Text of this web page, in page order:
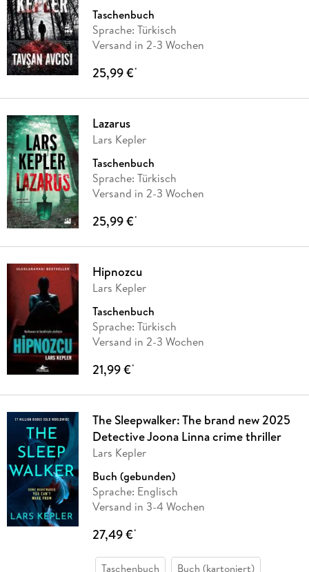
Taschenbuch
Sprache: Türkisch
Versand in 2-3 Wochen
25,99 €*
Lazarus
Lars Kepler
Taschenbuch
Sprache: Türkisch
Versand in 2-3 Wochen
25,99 €*
Hipnozcu
Lars Kepler
Taschenbuch
Sprache: Türkisch
Versand in 2-3 Wochen
21,99 €*
The Sleepwalker: The brand new 2025
Detective Joona Linna crime thriller
Lars Kepler
Buch (gebunden)
Sprache: Englisch
Versand in 3-4 Wochen
27,49 €*
Taschenbuch Buch (kartoniert)